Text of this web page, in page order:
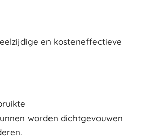
en kosteneffectieve
worden dichtgevouwen